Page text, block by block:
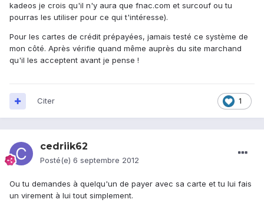
kadeos je crois qu'il n'y aura que fnac.com et surcouf ou tu
pourras les utiliser pour ce qui t'intéresse).
Pour les cartes de crédit prépayées, jamais testé ce système de
mon côté. Après vérifie quand même auprès du site marchand
qu'il les acceptent avant je pense !
1
Citer
cedriik62
Posté(e) 6 septembre 2012
Ou tu demandes à quelqu'un de payer avec sa carte et tu lui fais
un virement à lui tout simplement.